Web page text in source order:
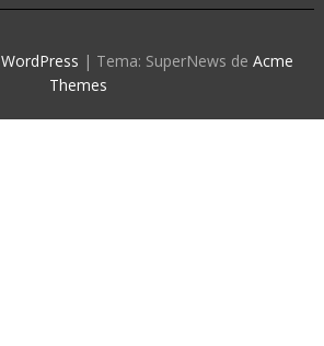
| Tema: SuperNews de Acme
Themes